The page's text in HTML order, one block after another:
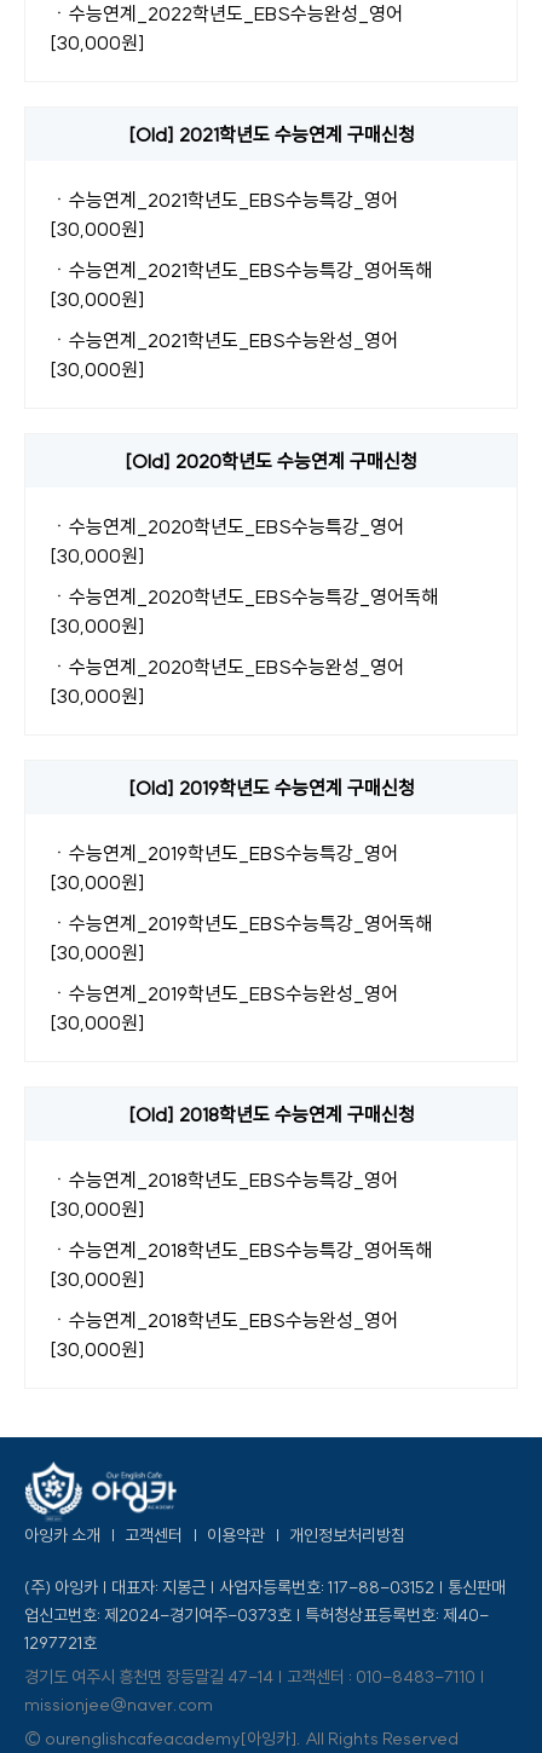
ㆍ 수능연계_2022학년도_EBS수능완성_영어
[30,000원]
[Old] 2021학년도 수능연계 구매신청
ㆍ 수능연계_2021학년도_EBS수능특강_영어
[30,000원]
ㆍ 수능연계_2021학년도_EBS수능특강_영어독해
[30,000원]
ㆍ 수능연계_2021학년도_EBS수능완성_영어
[30,000원]
[Old] 2020학년도 수능연계 구매신청
ㆍ 수능연계_2020학년도_EBS수능특강_영어
[30,000원]
ㆍ 수능연계_2020학년도_EBS수능특강_영어독해
[30,000원]
ㆍ 수능연계_2020학년도_EBS수능완성_영어
[30,000원]
[Old] 2019학년도 수능연계 구매신청
ㆍ 수능연계_2019학년도_EBS수능특강_영어
[30,000원]
ㆍ 수능연계_2019학년도_EBS수능특강_영어독해
[30,000원]
ㆍ 수능연계_2019학년도_EBS수능완성_영어
[30,000원]
[Old] 2018학년도 수능연계 구매신청
ㆍ 수능연계_2018학년도_EBS수능특강_영어
[30,000원]
ㆍ 수능연계_2018학년도_EBS수능특강_영어독해
[30,000원]
ㆍ 수능연계_2018학년도_EBS수능완성_영어
[30,000원]
아잉카 소개 고객센터 이용약관 개인정보처리방침
(주) 아잉카 | 대표자: 지봉근 | 사업자등록번호: 117-88-03152 | 통신판매
업신고번호: 제2024-경기여주-0373호 | 특허청상표등록번호: 제40-
1297721호
경기도 여주시 흥천면 장등말길 47-14 | 고객센터 : 010-8483-7110 |
missionjee@naver.com
© ourenglishcafeacademy[아잉카]. All Rights Reserved